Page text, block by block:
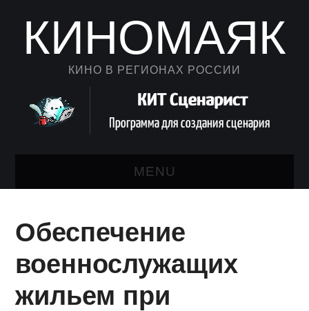
КИНОМАЯК
КИНО В РЕГИОНАХ РОССИИ
MENU
КАЛЕНДАРЬ
АВТОРСКИЙ ЛИСТ
Обеспечение
военнослужащих
жильем при